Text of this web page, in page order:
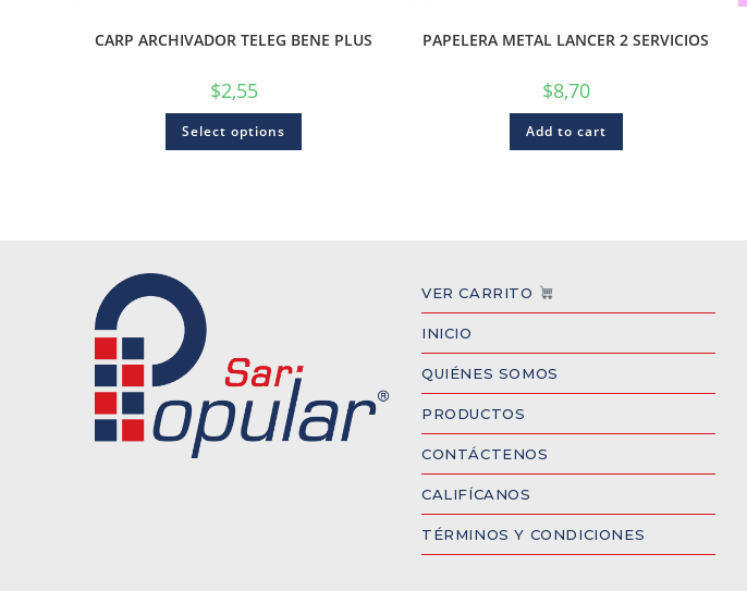
CARP ARCHIVADOR TELEG BENE PLUS
$2,55
Select options
PAPELERA METAL LANCER 2 SERVICIOS
$8,70
Add to cart
VER CARRITO
INICIO
QUIÉNES SOMOS
PRODUCTOS
CONTÁCTENOS
CALIFÍCANOS
TÉRMINOS Y CONDICIONES